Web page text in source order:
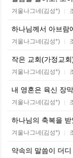
겨울나그네(김성*) |
하나님께서 아브람
겨울나그네(김성*) |
작은 교회(가정교
겨울나그네(김성*) |
내 영혼은 육신 장
겨울나그네(김성*) |
하나님의 축복을
겨울나그네(김성*) |
약속의 말씀이 더